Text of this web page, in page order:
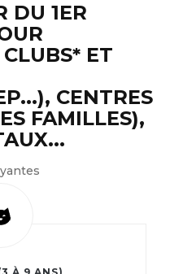
DU 1ER
ET
CENTRES
FAMILLES),